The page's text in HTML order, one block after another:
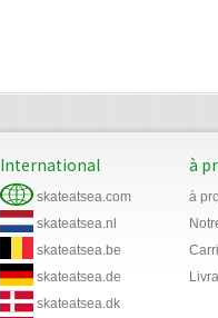
International
skateatsea.com
skateatsea.nl
skateatsea.be
skateatsea.de
skateatsea.dk
à
à